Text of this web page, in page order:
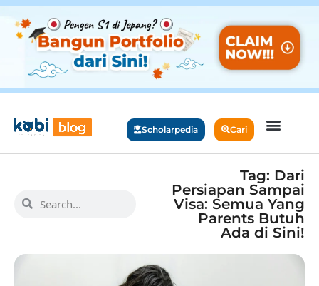
Scholarpedia Cari
Tag: Dari
Persiapan Sampai
Visa: Semua Yang
Parents Butuh
Ada di Sini!